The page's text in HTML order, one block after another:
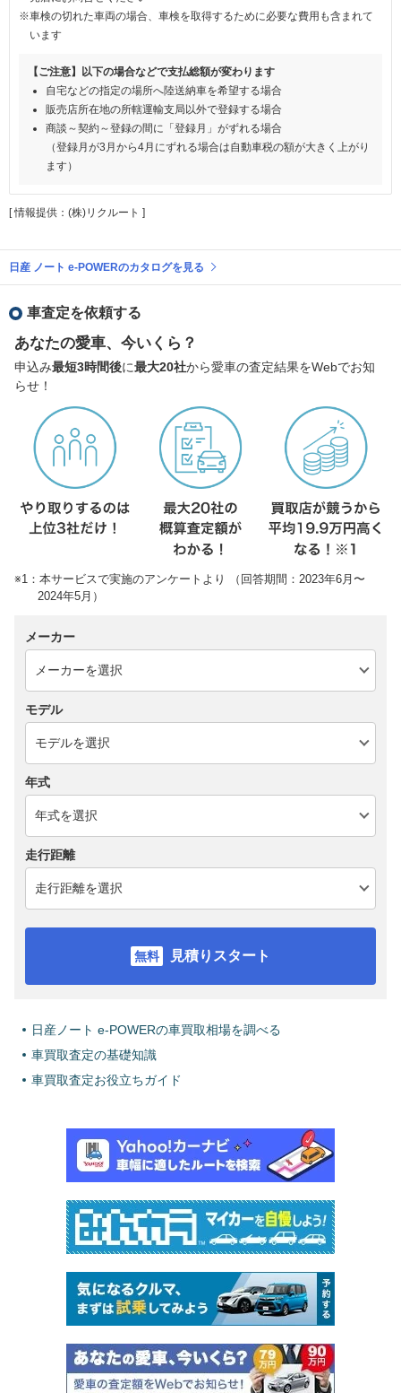
※車検の切れた車両の場合、車検を取得するために必要な費用も含まれて
います
【ご注意】以下の場合などで支払総額が変わります
自宅などの指定の場所へ陸送納車を希望する場合
販売店所在地の所轄運輸支局以外で登録する場合
商談～契約～登録の間に「登録月」がずれる場合
（登録月が3月から4月にずれる場合は自動車税の額が大きく上がり
ます）
[ 情報提供：(株)リクルート ]
日産 ノート e-POWERのカタログを見る
車査定を依頼する
あなたの愛車、今いくら？
申込み最短3時間後に最大20社から愛車の査定結果をWebでお知
らせ！
※1：本サービスで実施のアンケートより （回答期間：2023年6月〜
2024年5月）
メーカー
モデル
年式
走行距離
見積りスタート
日産ノート e-POWERの車買取相場を調べる
車買取査定の基礎知識
車買取査定お役立ちガイド